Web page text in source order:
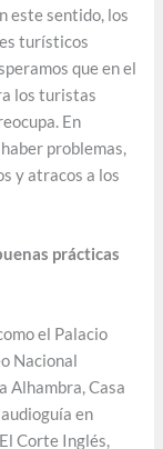
este sentido, los
turísticos
que en el
los turistas
En
problemas,
y atracos a los
prácticas
el Palacio
Nacional
Alhambra, Casa
en
Corte Inglés,